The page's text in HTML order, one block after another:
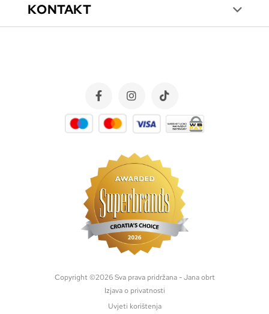
KONTAKT
Copyright ©2026 Sva prava pridržana - Jana obrt
Izjava o privatnosti
Uvjeti korištenja